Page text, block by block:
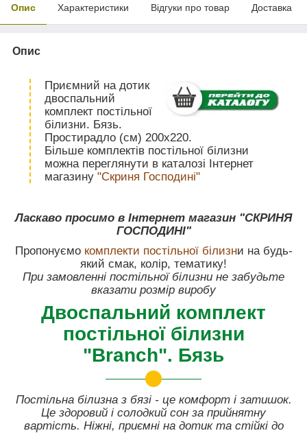
Опис Характеристики Відгуки про товар Доставка
Опис
Приємний на дотик
двоспальний
комплект постільної
білизни. Бязь.
Простирадло (см) 200х220.
Більше комплектів постільної білизни
можна переглянути в каталозі Інтернет
магазину "Скриня Господині"
Ласкаво просимо в Інтернет магазин "СКРИНЯ
ГОСПОДИНІ"
Пропонуємо комплекти постільної білизни на будь-
який смак, колір, тематику!
При замовленні постільної білизни не забудьте
вказати розмір виробу
Двоспальний комплект
постільної білизни
"Branch". Бязь
Постільна білизна з бязі - це комфорт і затишок.
Це здоровий і солодкий сон за прийнятну
вартість. Ніжні, приємні на дотик та стійкі до